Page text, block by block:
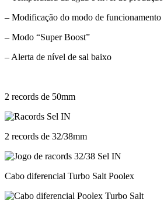
– Modificação do modo de funcionamento
– Modo “Super Boost”
– Alerta de nível de sal baixo
2 records de 50mm
2 records de 32/38mm
Cabo diferencial Turbo Salt Poolex